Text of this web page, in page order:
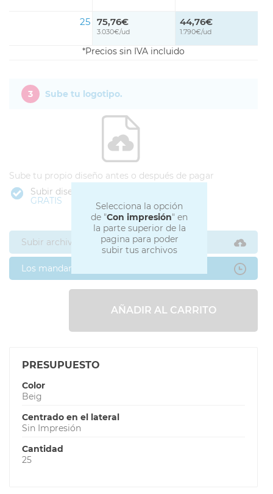
25 75,76€
3.030€/ud
44,76€
1.790€/ud
Precios sin IVA incluido
Selecciona la opción
de "Con impresión" en
la parte superior de la
pagina para poder
subir tus archivos
3 Sube tu logotipo.
Sube tu propio diseño antes o después de pagar
Subir diseño
GRATIS
Subir archivos ahora
Los mandaré después
AÑADIR AL CARRITO
PRESUPUESTO
Color
Beig
Centrado en el lateral
Sin Impresión
Cantidad
25